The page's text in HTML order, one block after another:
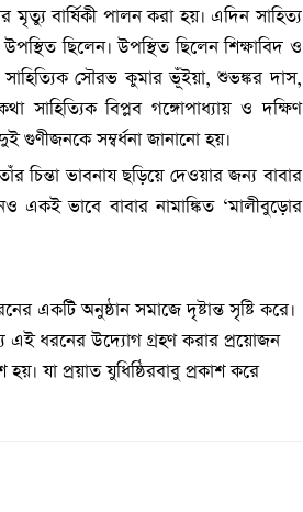
মৃত্যু বার্ষিকী পালন করা হয়। এদিন সাহিত্য
ছিলেন। উপস্থিত ছিলেন শিক্ষাবিদ ও
সাহিত্যিক সৌরভ কুমার ভূঁইয়া, শুভঙ্কর দাস,
বিপ্লব গঙ্গোপাধ্যায় ও দক্ষিণ
গুণীজনকে সম্বর্ধনা জানানো হয়।
চিন্তা ভাবনায ছড়িয়ে দেওয়ার জন্য বাবার
একই ভাবে বাবার নামাঙ্কিত ‘মালীবুড়োর
একটি অনুষ্ঠান সমাজে দৃষ্টান্ত সৃষ্টি করে।
এই ধরনের উদ্যোগ গ্রহণ করার প্রয়োজন
যা প্রয়াত যুধিষ্ঠিরবাবু প্রকাশ করে